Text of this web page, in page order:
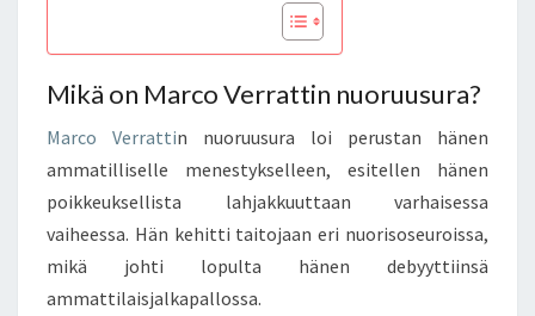
Mikä on Marco Verrattin nuoruusura?
Marco Verrattin nuoruusura loi perustan hänen
ammatilliselle menestykselleen, esitellen hänen
poikkeuksellista lahjakkuuttaan varhaisessa
vaiheessa. Hän kehitti taitojaan eri nuorisoseuroissa,
mikä johti lopulta hänen debyyttiinsä
ammattilaisjalkapallossa.